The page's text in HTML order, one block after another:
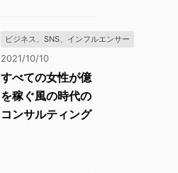
ビジネス、SNS、インフルエンサー
2021/10/10
すべての女性が億
を稼ぐ風の時代の
コンサルティング